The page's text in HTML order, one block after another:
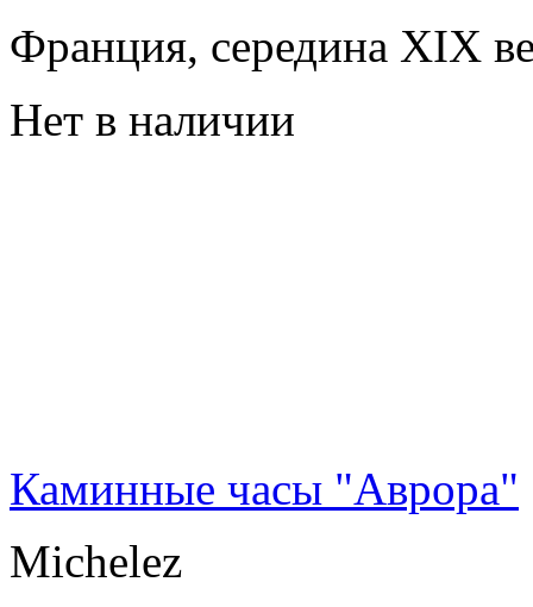
Франция, середина XIX
Нет в наличии
Каминные часы "Аврора"
Michelez